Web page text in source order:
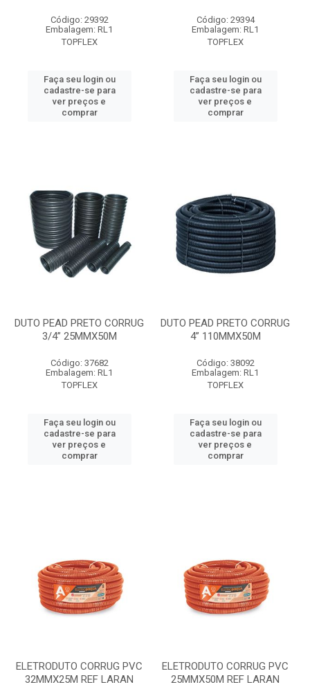
Código: 29392
Embalagem: RL1
TOPFLEX
Faça seu login ou
cadastre-se para
ver preços e
comprar
Código: 29394
Embalagem: RL1
TOPFLEX
Faça seu login ou
cadastre-se para
ver preços e
comprar
DUTO PEAD PRETO CORRUG
3/4” 25MMX50M
Código: 37682
Embalagem: RL1
TOPFLEX
Faça seu login ou
cadastre-se para
ver preços e
comprar
DUTO PEAD PRETO CORRUG
4” 110MMX50M
Código: 38092
Embalagem: RL1
TOPFLEX
Faça seu login ou
cadastre-se para
ver preços e
comprar
ELETRODUTO CORRUG PVC
32MMX25M REF LARAN
ELETRODUTO CORRUG PVC
25MMX50M REF LARAN